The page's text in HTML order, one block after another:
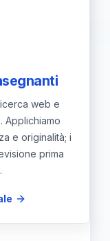
esiti
le linee
web e
Applichiamo
e originalità; i
prima